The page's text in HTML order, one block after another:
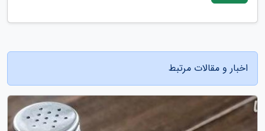
اخبار و مقالات مرتبط